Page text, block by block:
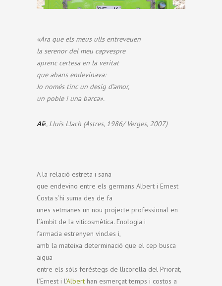
«Ara que els meus ulls entreveuen
la serenor del meu capvespre
aprenc certesa en la veritat
que abans endevinava:
Jo només tinc un desig d’amor,
un poble i una barca».
Alè, Lluís Llach (Astres, 1986/ Verges, 2007)
A la relació estreta i sana
que endevino entre els germans Albert i Ernest
Costa s’hi suma des de fa
unes setmanes un nou projecte professional en
l’àmbit de la viticosmètica. Enologia i
farmacia estrenyen vincles i,
amb la mateixa determinació que el cep busca
aigua
entre els sòls feréstegs de llicorella del Priorat,
l’Ernest i l’Albert han esmerçat temps i costos a